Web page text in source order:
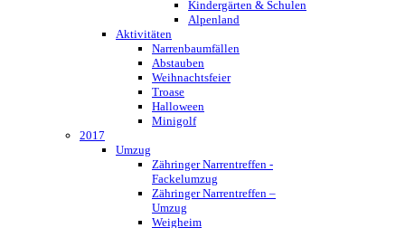
Kindergärten & Schulen
Alpenland
Aktivitäten
Narrenbaumfällen
Abstauben
Weihnachtsfeier
Troase
Halloween
Minigolf
2017
Umzug
Zähringer Narrentreffen -
Fackelumzug
Zähringer Narrentreffen –
Umzug
Weigheim